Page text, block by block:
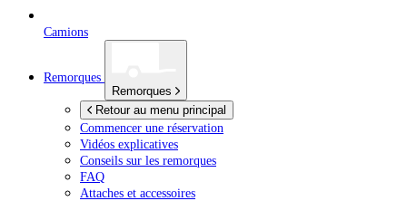
Camions
Remorques
Remorques
Retour au menu principal
Commencer une réservation
Vidéos explicatives
Conseils sur les remorques
FAQ
Attaches et accessoires